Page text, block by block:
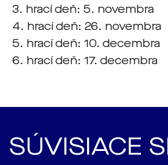
3. hrací deň: 5. novembra
4. hrací deň: 26. novembra
5. hrací deň: 10. decembra
6. hrací deň: 17. decembra
SÚVISIACE